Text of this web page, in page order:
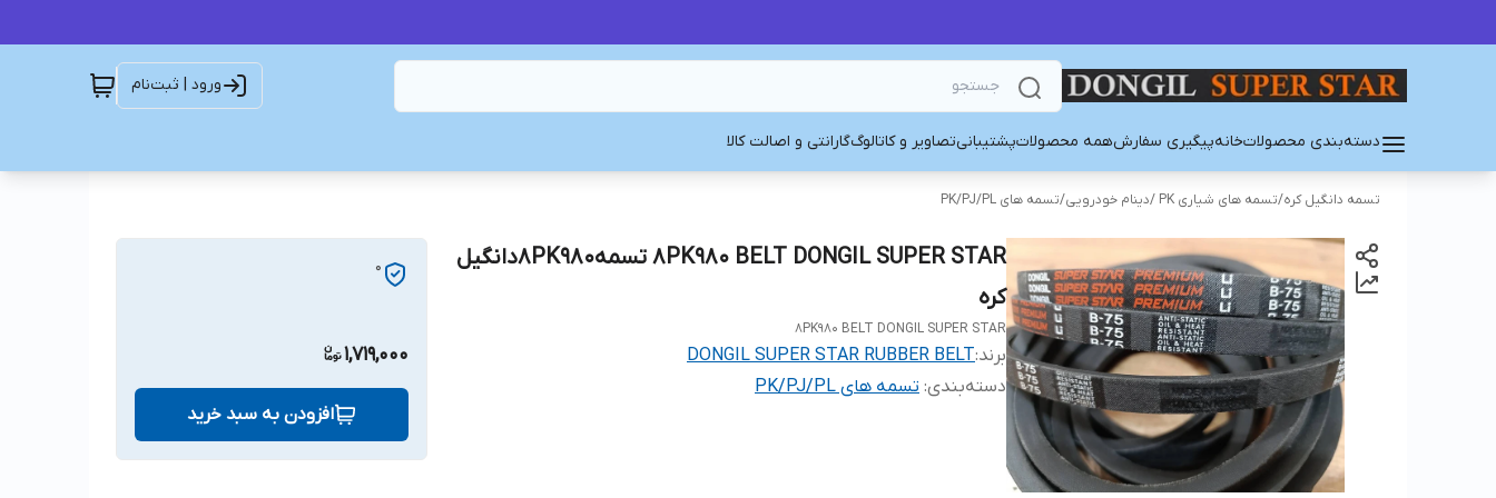
ورود | ثبت‌نام
دسته‌بندی محصولاتخانهپیگیری سفارشهمه محصولاتپشتیبانیتصاویر و کاتالوگگارانتی و اصالت کالا
تسمه دانگیل کره/تسمه های شیاری PK /دینام خودرویی /تسمه های PK/PJ/PL
8PK980 BELT DONGIL SUPER STAR تسمه8PK980دانگیل
کره
8PK980 BELT DONGIL SUPER STAR
برند:DONGIL SUPER STAR RUBBER BELT
دسته‌بندی: تسمه های PK/PJ/PL
0
1,719,000
افزودن به سبد خرید